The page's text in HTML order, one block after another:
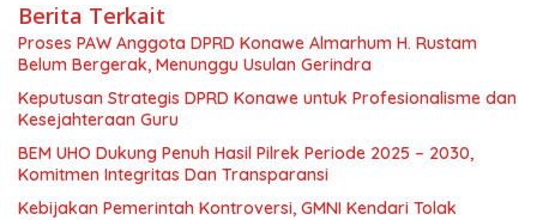
Berita Terkait
Proses PAW Anggota DPRD Konawe Almarhum H. Rustam
Belum Bergerak, Menunggu Usulan Gerindra
Keputusan Strategis DPRD Konawe untuk Profesionalisme dan
Kesejahteraan Guru
BEM UHO Dukung Penuh Hasil Pilrek Periode 2025 – 2030,
Komitmen Integritas Dan Transparansi
Kebijakan Pemerintah Kontroversi, GMNI Kendari Tolak